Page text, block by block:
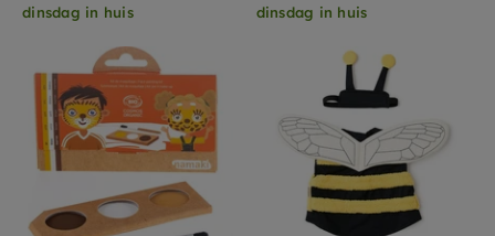
dinsdag in huis dinsdag in huis